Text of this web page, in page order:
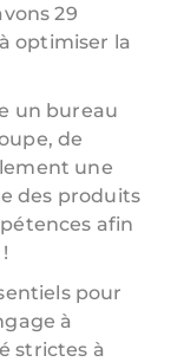
29
optimiser la
un bureau
de
une
des produits
afin
pour
à
strictes à